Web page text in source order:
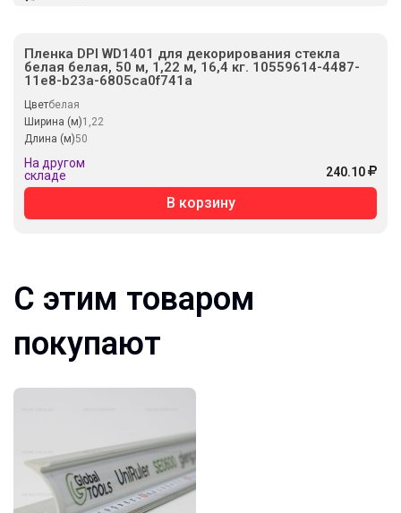
Пленка DPI WD1401 для декорирования стекла
белая белая, 50 м, 1,22 м, 16,4 кг. 10559614-4487-
11e8-b23a-6805ca0f741a
Цветбелая
Ширина (м)1,22
Длина (м)50
На другом
складе
240.10
В корзину
С этим товаром
покупают